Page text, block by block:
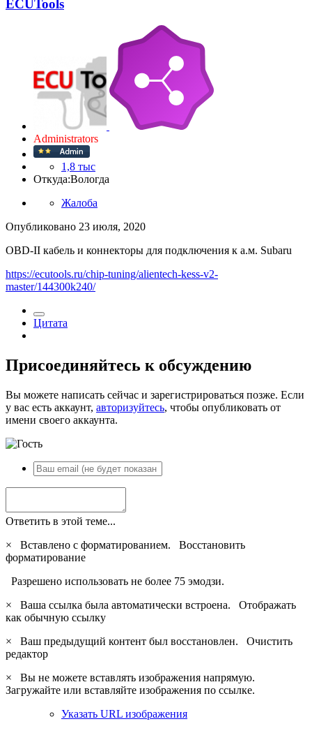
ECUTools
Administrators
1,8 тыс
Откуда:Вологда
Жалоба
Опубликовано 23 июля, 2020
OBD-II кабель и коннекторы для подключения к а.м. Subaru
https://ecutools.ru/chip-tuning/alientech-kess-v2-
master/144300k240/
Цитата
Присоединяйтесь к обсуждению
Вы можете написать сейчас и зарегистрироваться позже. Если
у вас есть аккаунт, авторизуйтесь, чтобы опубликовать от
имени своего аккаунта.
Ответить в этой теме...
×
Вставлено с форматированием. Восстановить
форматирование
Разрешено использовать не более 75 эмодзи.
×
Ваша ссылка была автоматически встроена. Отображать
как обычную ссылку
×
Ваш предыдущий контент был восстановлен. Очистить
редактор
×
Вы не можете вставлять изображения напрямую.
Загружайте или вставляйте изображения по ссылке.
Указать URL изображения